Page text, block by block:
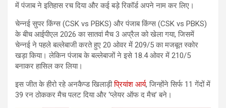
में पंजाब ने इतिहास रच दिया और कई बड़े रिकॉर्ड अपने नाम कर लिए।
चेन्नई सुपर किंग्स (CSK vs PBKS) और पंजाब किंग्स (CSK vs PBKS)
के बीच आईपीएल 2026 का सातवां मैच 3 अप्रैल को खेला गया, जिसमें
चेन्नई ने पहले बल्लेबाजी करते हुए 20 ओवर में 209/5 का मजबूत स्कोर
खड़ा किया। लेकिन पंजाब के बल्लेबाजों ने इसे 18.4 ओवर में 210/5
बनाकर हासिल कर लिया।
इस जीत के हीरो रहे अनकैप्ड खिलाड़ीप्रियांश आर्य, जिन्होंने सिर्फ 11 गेंदों में
39 रन ठोककर मैच पलट दिया और ‘प्लेयर ऑफ द मैच’ बने।